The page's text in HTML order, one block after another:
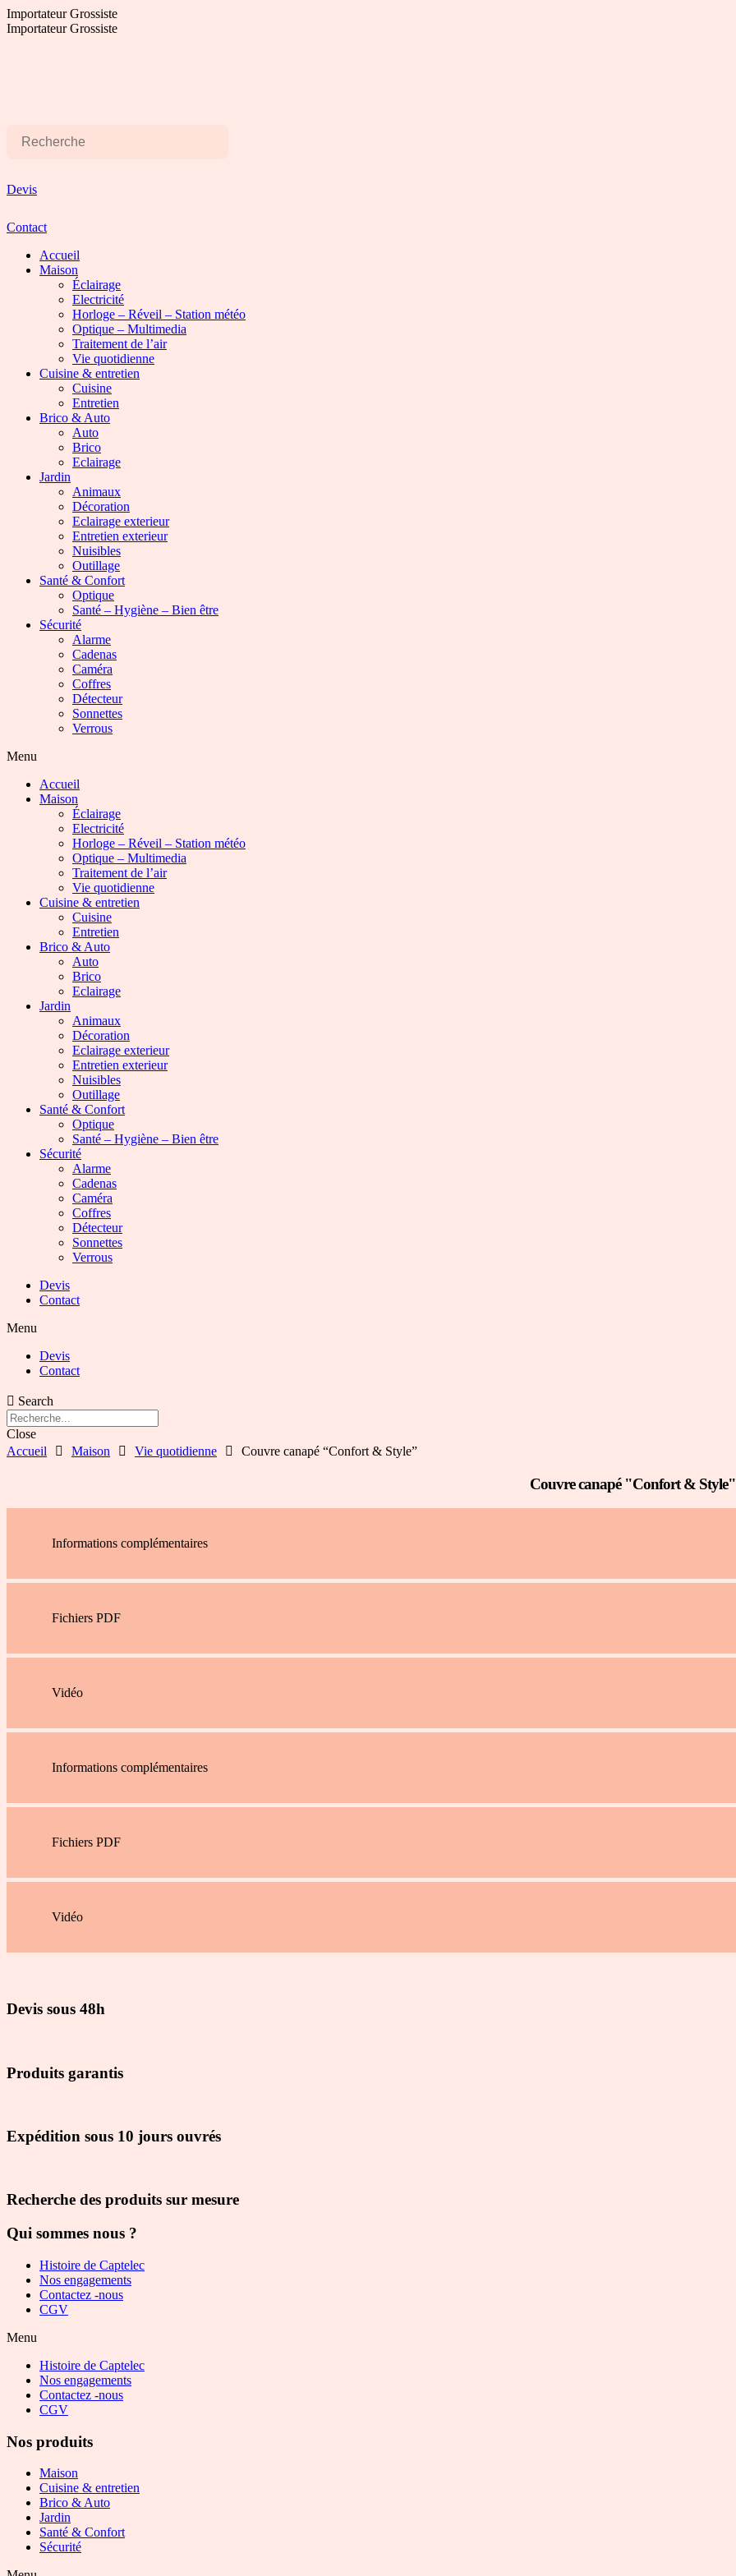
Aller
au
Importateur Grossiste
Importateur Grossiste
Devis
Contact
Accueil
Maison
Éclairage
Electricité
Horloge – Réveil – Station météo
Optique – Multimedia
Traitement de l’air
Vie quotidienne
Cuisine & entretien
Cuisine
Entretien
Brico & Auto
Auto
Brico
Eclairage
Jardin
Animaux
Décoration
Eclairage exterieur
Entretien exterieur
Nuisibles
Outillage
Santé & Confort
Optique
Santé – Hygiène – Bien être
Sécurité
Alarme
Cadenas
Caméra
Coffres
Détecteur
Sonnettes
Verrous
Menu
Accueil
Maison
Éclairage
Electricité
Horloge – Réveil – Station météo
Optique – Multimedia
Traitement de l’air
Vie quotidienne
Cuisine & entretien
Cuisine
Entretien
Brico & Auto
Auto
Brico
Eclairage
Jardin
Animaux
Décoration
Eclairage exterieur
Entretien exterieur
Nuisibles
Outillage
Santé & Confort
Optique
Santé – Hygiène – Bien être
Sécurité
Alarme
Cadenas
Caméra
Coffres
Détecteur
Sonnettes
Verrous
Devis
Contact
Menu
Devis
Contact
Search
Close
Accueil
Maison Vie quotidienne Couvre canapé “Confort & Style”
Couvre canapé "Confort & Style"
Informations complémentaires
Fichiers PDF
Vidéo
Informations complémentaires
Fichiers PDF
Vidéo
Devis sous 48h
Produits garantis
Expédition sous 10 jours ouvrés
Recherche des produits sur mesure
Qui sommes nous ?
Histoire de Captelec
Nos engagements
Contactez -nous
CGV
Menu
Histoire de Captelec
Nos engagements
Contactez -nous
CGV
Nos produits
Maison
Cuisine & entretien
Brico & Auto
Jardin
Santé & Confort
Sécurité